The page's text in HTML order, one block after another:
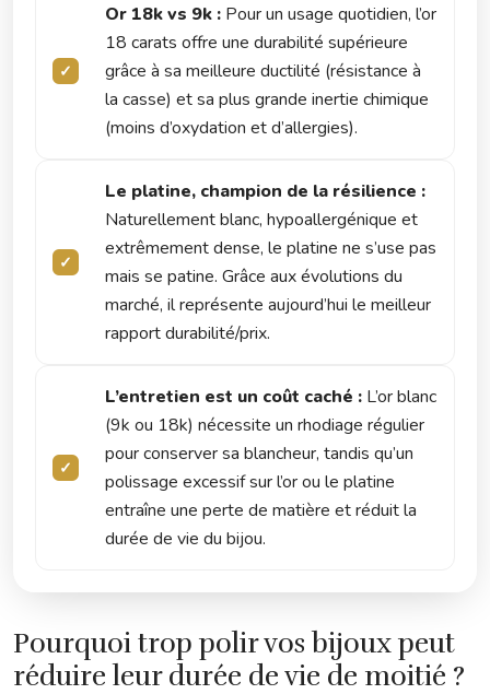
Or 18k vs 9k : Pour un usage quotidien, l’or
18 carats offre une durabilité supérieure
grâce à sa meilleure ductilité (résistance à
la casse) et sa plus grande inertie chimique
(moins d’oxydation et d’allergies).
Le platine, champion de la résilience :
Naturellement blanc, hypoallergénique et
extrêmement dense, le platine ne s’use pas
mais se patine. Grâce aux évolutions du
marché, il représente aujourd’hui le meilleur
rapport durabilité/prix.
L’entretien est un coût caché : L’or blanc
(9k ou 18k) nécessite un rhodiage régulier
pour conserver sa blancheur, tandis qu’un
polissage excessif sur l’or ou le platine
entraîne une perte de matière et réduit la
durée de vie du bijou.
Pourquoi trop polir vos bijoux peut
réduire leur durée de vie de moitié ?